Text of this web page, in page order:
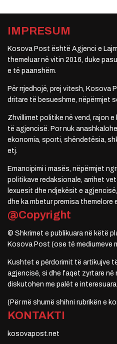
IMPRESUM
Kosova Post është Agjenci e
themeluar në vitin 2016, duke
e të paanshëm.
Për rrjedhojë, prej vitesh, Kosova
dritare të besueshme, nëpërmjet
Zhvillimet politike në vend, rajon
të agjencisë. Por nuk
ekonomia, sporti, shëndetësia,
etj.
Emancipimi i masës, nëpërmjet
politikave redaksionale, arrihet
lexuesit dhe ndjekësit e
dhe ka mbetur premisa themelore
@Copyright
© Shkrimet e publikuara në këtë
Kosova Post (ose të mediumeve
Kushtet e përdorimit të artikujve
agjencisë, si dhe faqet zyrtare në
diskutohen me palët e interesuara.
(Për më shumë shihni rubrikën e
KONTAKTI
kosovapost.net